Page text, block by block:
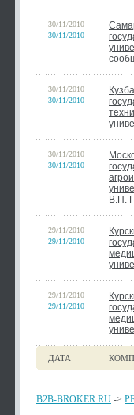
30/11/2010
30/11/2010
30/11/2010
30/11/2010
30/11/2010
30/11/2010
В.П.
29/11/2010
29/11/2010
29/11/2010
29/11/2010
ДАТА
B2B-BROKER.RU ->